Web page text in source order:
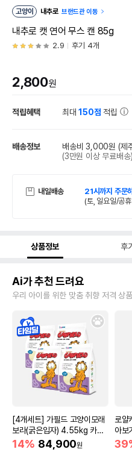
고양이 내추로 브랜드관 이동
내추로 캣 연어 무스 캔 85g
2.9 후기 4개
2,800원
적립혜택 최대150점 적립
배송정보 배송비 3,000원 (제
(3만원 이상 무료배송)
내일배송 21시까지 주문
(토, 일요일/공
상품정보 후기
Ai가 추천 드려요
우리 아이를 위한 맞춤 취향 저격 상품
[4개세트] 가필드 고양이모래
보라(굵은입자) 4.55kg 카사
바모래
14% 84,900원
로얄
아